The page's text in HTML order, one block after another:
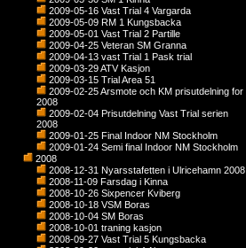
2009-05-16 Vast Trial 4 Vargarda
2009-05-09 RM 1 Kungsbacka
2009-05-01 Vast Trial 2 Partille
2009-04-25 Veteran SM Granna
2009-04-13 vast Trial 1 Pask trial
2009-03-29 ATV Kasjon
2009-03-15 Trial Area 51
2009-02-25 Arsmote och KM prisutdelning for
2008
2009-02-04 Prisutdelning Vast Trial serien
2008
2009-01-25 Final Indoor NM Stockholm
2009-01-24 Semi final Indoor NM Stockholm
2008
2008-12-31 Nyarsstafetten i Ulricehamn 2008
2008-11-09 Farsdag i Kinna
2008-10-26 Sixpencer Kviberg
2008-10-18 VSM Boras
2008-10-04 SM Boras
2008-10-01 traning kasjon
2008-09-27 Vast Trial 5 Kungsbacka